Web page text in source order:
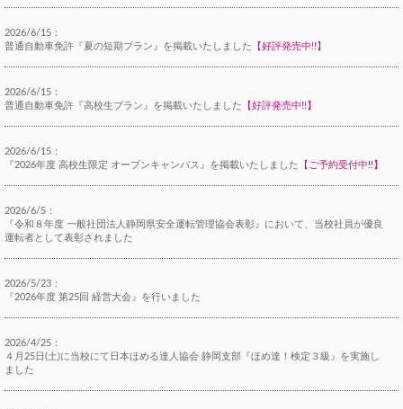
2026/6/15：
普通自動車免許『夏の短期プラン』を掲載いたしました 【好評発売中!!】
2026/6/15：
普通自動車免許『高校生プラン』を掲載いたしました 【好評発売中!!】
2026/6/15：
『2026年度 高校生限定 オープンキャンパス』を掲載いたしました 【ご予約受付中!!】
2026/6/5：
『令和８年度 一般社団法人静岡県安全運転管理協会表彰』において、当校社員が優良
運転者として表彰されました
2026/5/23：
『2026年度 第25回 経営大会』を行いました
2026/4/25：
４月25日(土)に当校にて日本ほめる達人協会 静岡支部『ほめ達！検定３級』を実施し
ました